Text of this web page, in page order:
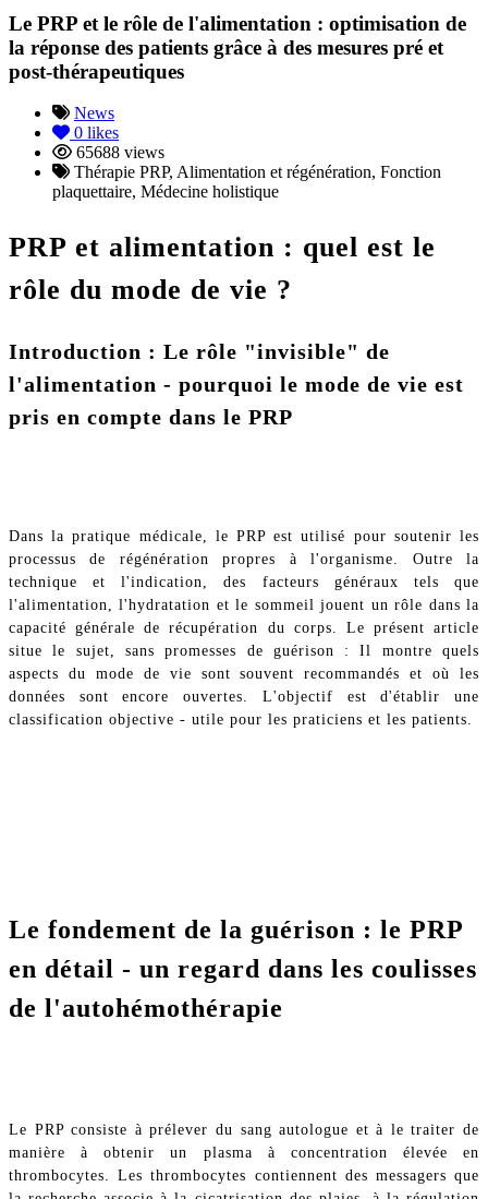
Le PRP et le rôle de l'alimentation : optimisation de
la réponse des patients grâce à des mesures pré et
post-thérapeutiques
News
0 likes
65688 views
Thérapie PRP, Alimentation et régénération, Fonction
plaquettaire, Médecine holistique
PRP et alimentation : quel est le
rôle du mode de vie ?
Introduction : Le rôle "invisible" de
l'alimentation - pourquoi le mode de vie est
pris en compte dans le PRP
Dans la pratique médicale, le PRP est utilisé pour soutenir les
processus de régénération propres à l'organisme. Outre la
technique et l'indication, des facteurs généraux tels que
l'alimentation, l'hydratation et le sommeil jouent un rôle dans la
capacité générale de récupération du corps. Le présent article
situe le sujet, sans promesses de guérison : Il montre quels
aspects du mode de vie sont souvent recommandés et où les
données sont encore ouvertes. L'objectif est d'établir une
classification objective - utile pour les praticiens et les patients.
Le fondement de la guérison : le PRP
en détail - un regard dans les coulisses
de l'autohémothérapie
Le PRP consiste à prélever du sang autologue et à le traiter de
manière à obtenir un plasma à concentration élevée en
thrombocytes. Les thrombocytes contiennent des messagers que